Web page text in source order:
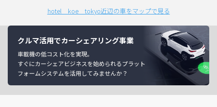
hotel koe tokyo近辺の車をマップで見る
クルマ活用でカーシェアリング事業
車載機の低コスト化を実現。
すぐにカーシェアビジネスを始められるプラット
フォームシステムを活用してみませんか？